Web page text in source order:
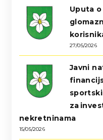
Uputa
27/05/2026
Javni
za
nekretninama
15/05/2026